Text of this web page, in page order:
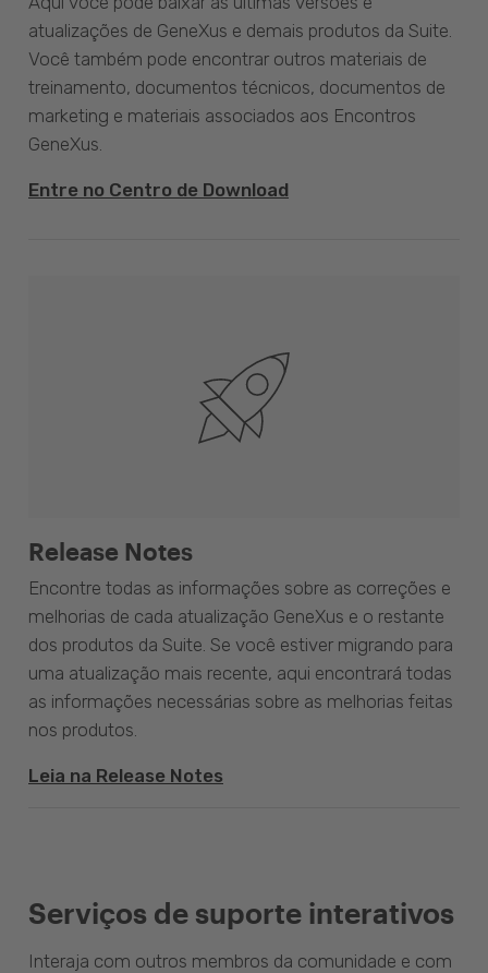
atualizações de GeneXus e demais produtos da Suite.
Você também pode encontrar outros materiais de
treinamento, documentos técnicos, documentos de
marketing e materiais associados aos Encontros
GeneXus.
Entre no Centro de Download
Release Notes
Encontre todas as informações sobre as correções e
melhorias de cada atualização GeneXus e o restante
dos produtos da Suite. Se você estiver migrando para
uma atualização mais recente, aqui encontrará todas
as informações necessárias sobre as melhorias feitas
nos produtos.
Leia na Release Notes
Serviços de suporte interativos
Interaja com outros membros da comunidade e com